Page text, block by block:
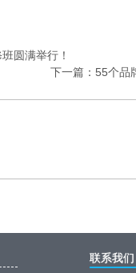
圆满举行！
下一篇： 55个品
联系我们